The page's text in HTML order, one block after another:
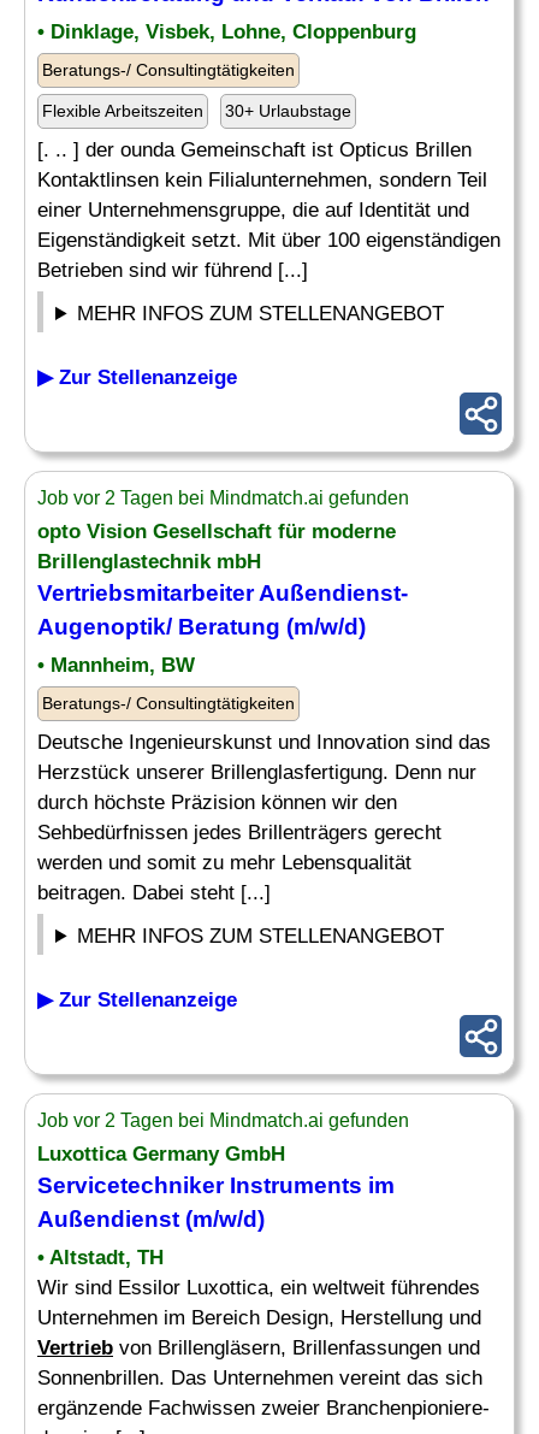
• Dinklage, Visbek, Lohne, Cloppenburg
Beratungs-/ Consultingtätigkeiten
Flexible Arbeitszeiten 30+ Urlaubstage
[. .. ] der ounda Gemeinschaft ist Opticus Brillen
Kontaktlinsen kein Filialunternehmen, sondern Teil
einer Unternehmensgruppe, die auf Identität und
Eigenständigkeit setzt. Mit über 100 eigenständigen
Betrieben sind wir führend [...]
MEHR INFOS ZUM STELLENANGEBOT
▶ Zur Stellenanzeige
Job vor 2 Tagen bei Mindmatch.ai gefunden
opto Vision Gesellschaft für moderne
Brillenglastechnik mbH
Vertriebsmitarbeiter Außendienst-
Augenoptik/ Beratung (m/w/d)
• Mannheim, BW
Beratungs-/ Consultingtätigkeiten
Deutsche Ingenieurskunst und Innovation sind das
Herzstück unserer Brillenglasfertigung. Denn nur
durch höchste Präzision können wir den
Sehbedürfnissen jedes Brillenträgers gerecht
werden und somit zu mehr Lebensqualität
beitragen. Dabei steht [...]
MEHR INFOS ZUM STELLENANGEBOT
▶ Zur Stellenanzeige
Job vor 2 Tagen bei Mindmatch.ai gefunden
Luxottica Germany GmbH
Servicetechniker Instruments im
Außendienst (m/w/d)
• Altstadt, TH
Wir sind Essilor Luxottica, ein weltweit führendes
Unternehmen im Bereich Design, Herstellung und
Vertrieb von Brillengläsern, Brillenfassungen und
Sonnenbrillen. Das Unternehmen vereint das sich
ergänzende Fachwissen zweier Branchenpioniere-